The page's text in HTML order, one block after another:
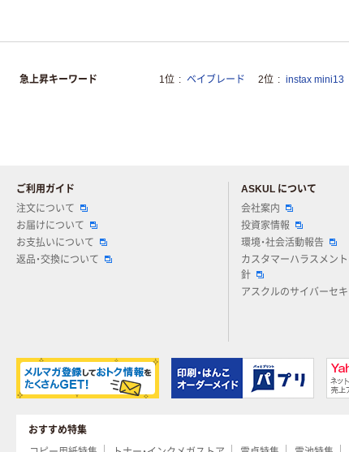
急上昇キーワード 1位 ベイブレード 2位 instax mini13
ご利用ガイド
注文について
お届けについて
お支払いについて
返品・交換について
ASKUL について
会社案内
投資家情報
環境・社会活動報告
カスタマーハラスメン
針
アスクルのサイバーセ
おすすめ特集